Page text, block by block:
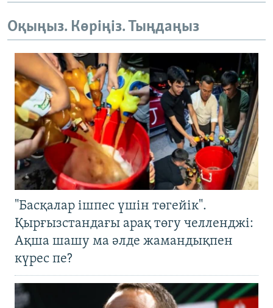
Оқыңыз. Көріңіз. Тыңдаңыз
"Басқалар ішпес үшін төгейік".
Қырғызстандағы арақ төгу челленджі:
Ақша шашу ма әлде жамандықпен
күрес пе?